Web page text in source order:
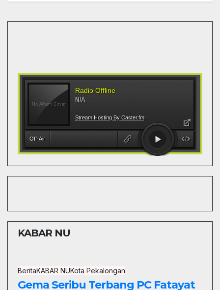
KABAR NU
BeritaKABAR NUKota Pekalongan
Gema Seribu Terbang PC Fatayat